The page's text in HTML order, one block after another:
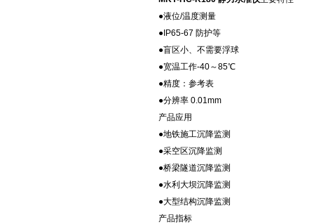
●液位/温度测量
●IP65-67 防护等
●盲区小、不需要浮球
●宽温工作-40～85℃
●精度：参考表
●分辨率 0.01mm
产品应用
●地铁施工沉降监测
●采空区沉降监测
●桥梁隧道沉降监测
●水利大坝沉降监测
●大型结构沉降监测
产品指标